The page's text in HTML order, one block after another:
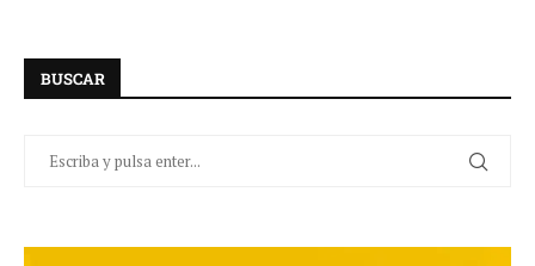
BUSCAR